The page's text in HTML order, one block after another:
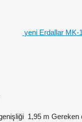
yeni Erdallar MK-
1,95 m Gereken